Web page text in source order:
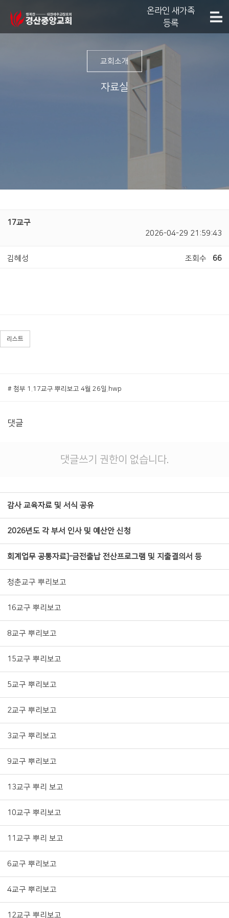
온라인 새가족
등록
교회소개
자료실
17교구
2026-04-29 21:59:43
김혜성 조회수 66
리스트
# 첨부 1.17교구 뿌리보고 4월 26일.hwp
댓글
댓글쓰기 권한이 없습니다.
감사 교육자료 및 서식 공유
2026년도 각 부서 인사 및 예산안 신청
회계업무 공통자료]-금전출납 전산프로그램 및 지출결의서 등
청춘교구 뿌리보고
16교구 뿌리보고
8교구 뿌리보고
15교구 뿌리보고
5교구 뿌리보고
2교구 뿌리보고
3교구 뿌리보고
9교구 뿌리보고
13교구 뿌리 보고
10교구 뿌리보고
11교구 뿌리 보고
6교구 뿌리보고
4교구 뿌리보고
12교구 뿌리보고